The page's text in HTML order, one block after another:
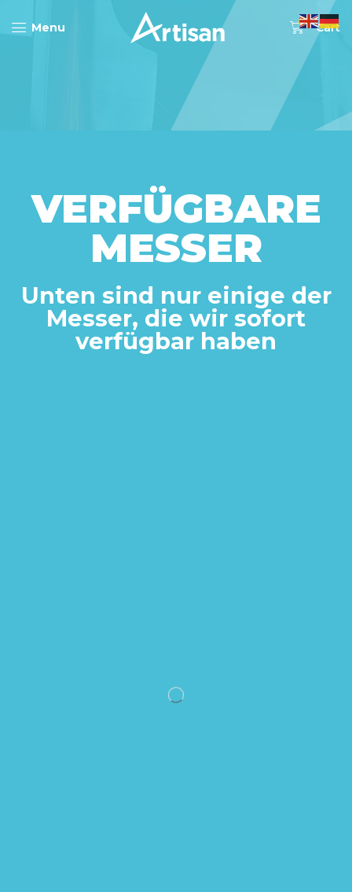
Menu 0 Cart
VERFÜGBARE
MESSER
Unten sind nur einige der
Messer, die wir sofort
verfügbar haben